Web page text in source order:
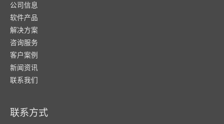
公司信息
软件产品
解决方案
咨询服务
客户案例
新闻资讯
联系我们
联系方式